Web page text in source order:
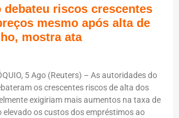
debateu riscos crescentes
mesmo após alta de
mostra ata
5 Ago (Reuters) – As autoridades do
os crescentes riscos de alta dos
exigiriam mais aumentos na taxa de
elevado os custos dos empréstimos ao